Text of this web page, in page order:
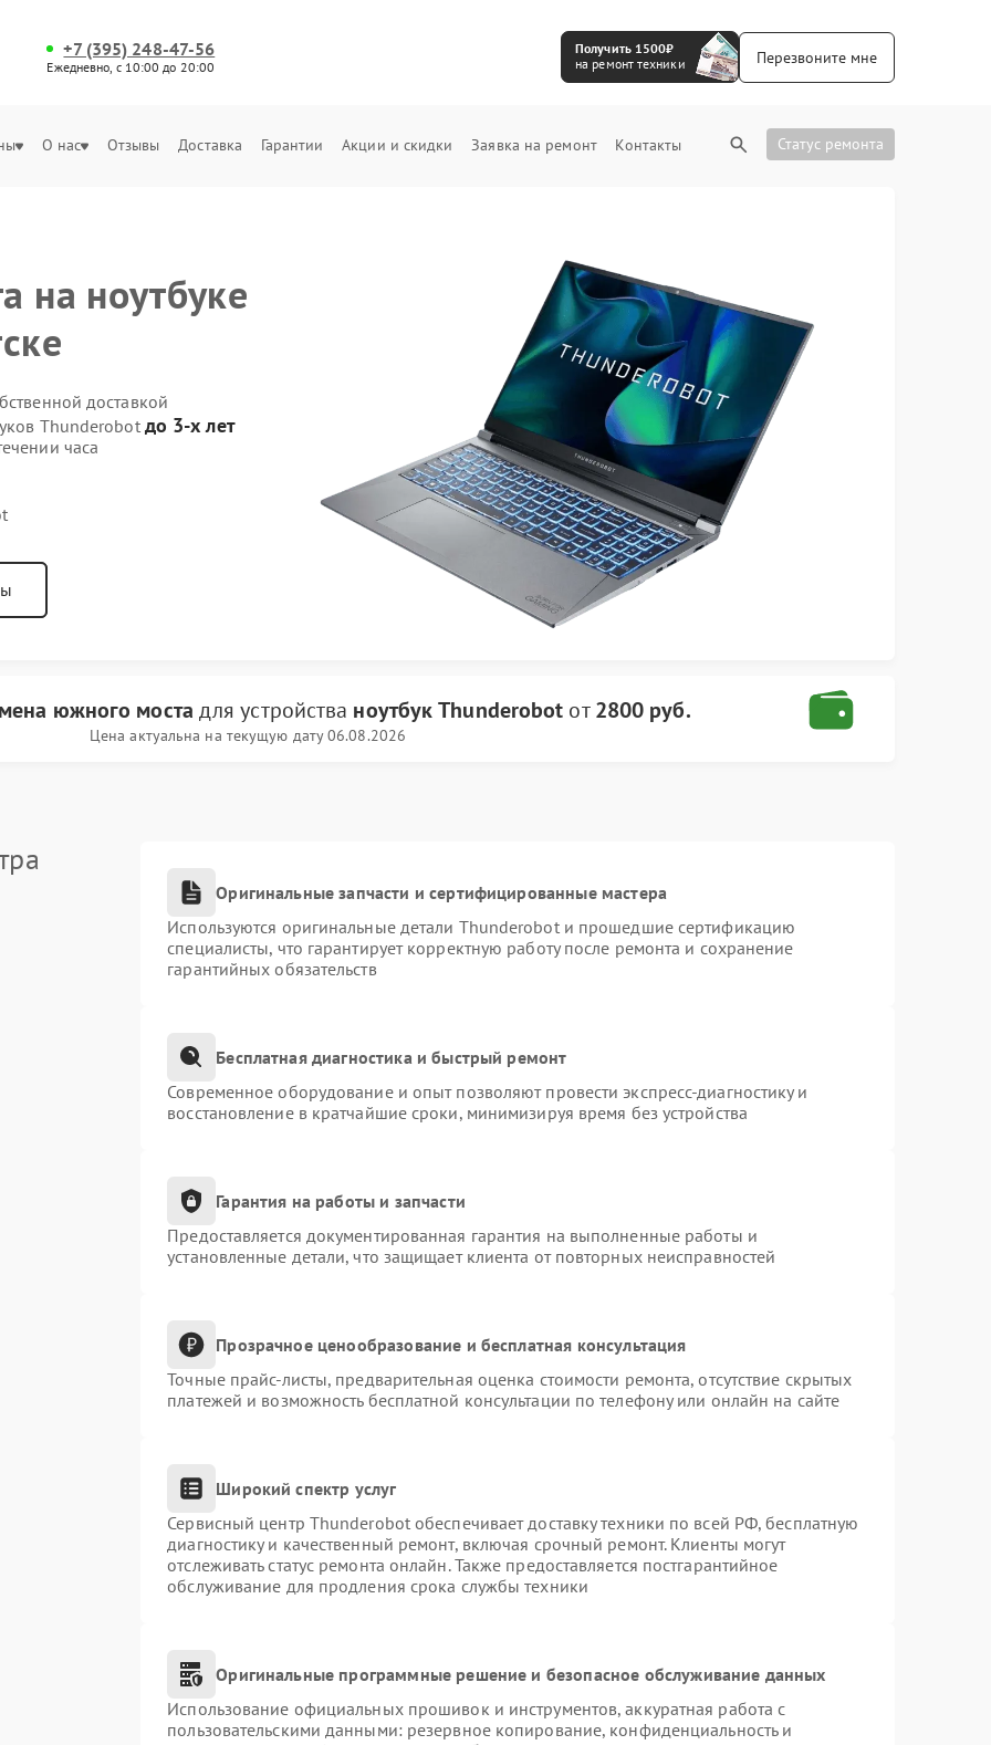
+7 (395) 248-47-56
Ежедневно, с 10:00 до 20:00
Получить 1500₽
на ремонт техники
Перезвоните мне
О нас Отзывы Доставка Гарантии Акции и скидки Заявка на ремонт Контакты Статус ремонта
на ноутбуке
доставкой
Thunderobot до 3-х лет
часа
южного моста для устройства ноутбук Thunderobot от2800 руб.
Цена актуальна на текущую дату 06.08.2026
Оригинальные запчасти и сертифицированные мастера
Используются оригинальные детали Thunderobot и прошедшие сертификацию
специалисты, что гарантирует корректную работу после ремонта и сохранение
гарантийных обязательств
Бесплатная диагностика и быстрый ремонт
Современное оборудование и опыт позволяют провести экспресс-диагностику и
восстановление в кратчайшие сроки, минимизируя время без устройства
Гарантия на работы и запчасти
Предоставляется документированная гарантия на выполненные работы и
установленные детали, что защищает клиента от повторных неисправностей
Прозрачное ценообразование и бесплатная консультация
Точные прайс-листы, предварительная оценка стоимости ремонта, отсутствие скрытых
платежей и возможность бесплатной консультации по телефону или онлайн на сайте
Широкий спектр услуг
Сервисный центр Thunderobot обеспечивает доставку техники по всей РФ, бесплатную
диагностику и качественный ремонт, включая срочный ремонт. Клиенты могут
отслеживать статус ремонта онлайн. Также предоставляется постгарантийное
обслуживание для продления срока службы техники
Оригинальные программные решение и безопасное обслуживание данных
Использование официальных прошивок и инструментов, аккуратная работа с
пользовательскими данными: резервное копирование, конфиденциальность и